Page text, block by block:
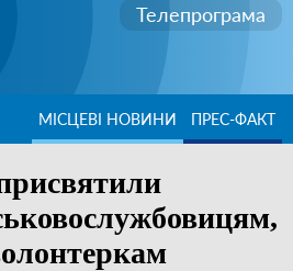
Телепрограма
МІСЦЕВІ НОВИНИ ПРЕС-ФАКТ